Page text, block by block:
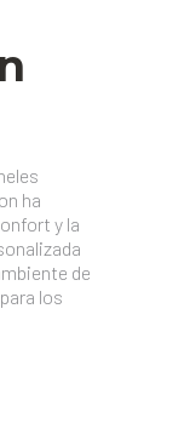
ha
y la
de
los